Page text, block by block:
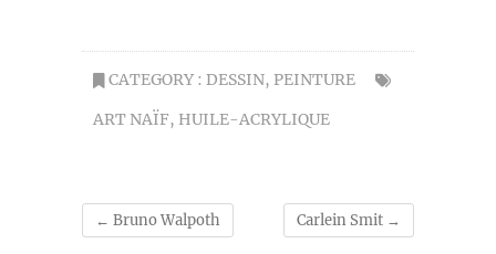
CATEGORY : DESSIN, PEINTURE
ART NAÏF, HUILE-ACRYLIQUE
← Bruno Walpoth Carlein Smit →